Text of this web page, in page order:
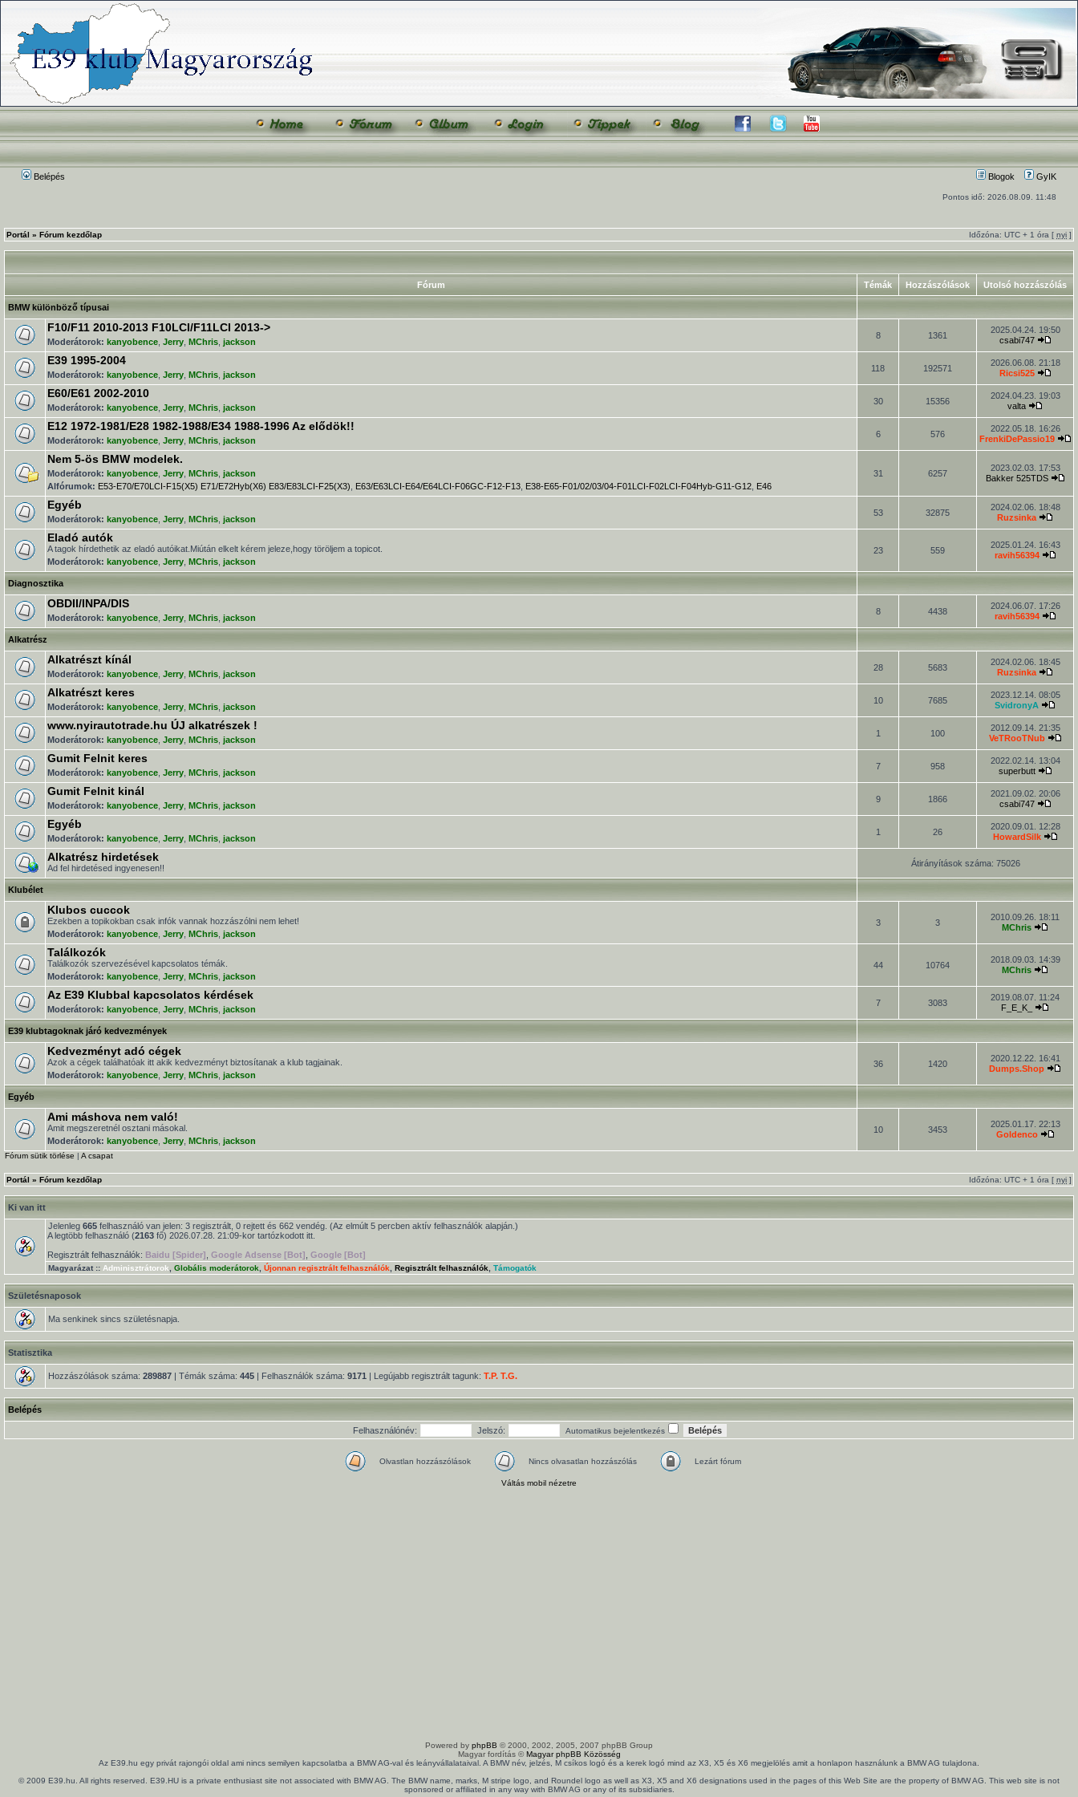
Belépés Blogok GyIK
Pontos idő: 2026.08.09. 11:48
Portál » Fórum kezdőlap Időzóna: UTC + 1 óra [ nyi ]
Fórum Témák Hozzászólások Utolsó hozzászólás
BMW különböző típusai
F10/F11 2010-2013 F10LCI/F11LCI 2013->
Moderátorok: kanyobence Jerry MChris jackson
8 1361
2025.04.24. 19:50
csabi747
E39 1995-2004
Moderátorok: kanyobence Jerry MChris jackson
118 192571
2026.06.08. 21:18
Ricsi525
E60/E61 2002-2010
Moderátorok: kanyobence Jerry MChris jackson
30 15356
2024.04.23. 19:03
valta
E12 1972-1981/E28 1982-1988/E34 1988-1996 Az elődök!!
Moderátorok: kanyobence Jerry MChris jackson
6 576
2022.05.18. 16:26
FrenkiDePassio19
Nem 5-ös BMW modelek.
Moderátorok: kanyobence Jerry MChris jackson
Alfórumok: E53-E70/E70LCI-F15(X5) E71/E72Hyb(X6) E83/E83LCI-F25(X3) E63/E63LCI-E64/E64LCI-F06GC-F12-F13 E38-E65-F01/02/03/04-F01LCI-F02LCI-F04Hyb-G11-G12 E46
31 6257
2023.02.03. 17:53
Bakker 525TDS
Egyéb
Moderátorok: kanyobence Jerry MChris jackson
53 32875
2024.02.06. 18:48
Ruzsinka
Eladó autók
A tagok hírdethetik az eladó autóikat.Miútán elkelt kérem jeleze,hogy töröljem a topicot.
Moderátorok: kanyobence Jerry MChris jackson
23 559
2025.01.24. 16:43
ravih56394
Diagnosztika
OBDII/INPA/DIS
Moderátorok: kanyobence Jerry MChris jackson
8 4438
2024.06.07. 17:26
ravih56394
Alkatrész
Alkatrészt kínál
Moderátorok: kanyobence Jerry MChris jackson
28 5683
2024.02.06. 18:45
Ruzsinka
Alkatrészt keres
Moderátorok: kanyobence Jerry MChris jackson
10 7685
2023.12.14. 08:05
SvidronyA
www.nyirautotrade.hu ÚJ alkatrészek !
Moderátorok: kanyobence Jerry MChris jackson
1 100
2012.09.14. 21:35
VeTRooTNub
Gumit Felnit keres
Moderátorok: kanyobence Jerry MChris jackson
7 958
2022.02.14. 13:04
superbutt
Gumit Felnit kinál
Moderátorok: kanyobence Jerry MChris jackson
9 1866
2021.09.02. 20:06
csabi747
Egyéb
Moderátorok: kanyobence Jerry MChris jackson
1 26
2020.09.01. 12:28
HowardSilk
Alkatrész hirdetések
Ad fel hirdetésed ingyenesen!! Átirányítások száma: 75026
Klubélet
Klubos cuccok
Ezekben a topikokban csak infók vannak hozzászólni nem lehet!
Moderátorok: kanyobence Jerry MChris jackson
3 3
2010.09.26. 18:11
MChris
Találkozók
Találkozók szervezésével kapcsolatos témák.
Moderátorok: kanyobence Jerry MChris jackson
44 10764
2018.09.03. 14:39
MChris
Az E39 Klubbal kapcsolatos kérdések
Moderátorok: kanyobence Jerry MChris jackson
7 3083
2019.08.07. 11:24
F_E_K_
E39 klubtagoknak járó kedvezmények
Kedvezményt adó cégek
Azok a cégek találhatóak itt akik kedvezményt biztosítanak a klub tagjainak.
Moderátorok: kanyobence Jerry MChris jackson
36 1420
2020.12.22. 16:41
Dumps.Shop
Egyéb
Ami máshova nem való!
Amit megszeretnél osztani másokal.
Moderátorok: kanyobence Jerry MChris jackson
10 3453
2025.01.17. 22:13
Goldenco
Fórum sütik törlése | A csapat
Portál » Fórum kezdőlap Időzóna: UTC + 1 óra [ nyi ]
Ki van itt
Jelenleg 665 felhasználó van jelen: 3 regisztrált, 0 rejtett és 662 vendég. (Az elmúlt 5 percben aktív felhasználók alapján.)
A legtöbb felhasználó (2163 fő) 2026.07.28. 21:09-kor tartózkodott itt.
Regisztrált felhasználók: Baidu [Spider] Google Adsense [Bot] Google [Bot]
Magyarázat :: Adminisztrátorok Globális moderátorok Újonnan regisztrált felhasználók Regisztrált felhasználók Támogatók
Születésnaposok
Ma senkinek sincs születésnapja.
Statisztika
Hozzászólások száma: 289887 | Témák száma: 445 | Felhasználók száma: 9171 | Legújabb regisztrált tagunk: T.P. T.G.
Belépés
Felhasználónév: Jelszó: Automatikus bejelentkezés
Olvastlan hozzászólások Nincs olvasatlan hozzászólás Lezárt fórum
Váltás mobil nézetre
Powered by phpBB © 2000, 2002, 2005, 2007 phpBB Group
Magyar fordítás ©Magyar phpBB Közösség
Az E39.hu egy privát rajongói oldal ami nincs semilyen kapcsolatba a BMW AG-val és leányvállalataival. A BMW név, jelzés, M csíkos logó és a kerek logó mind az X3, X5 és X6 megjelölés amit a honlapon használunk a BMW AG tulajdona.
© 2009 E39.hu. All rights reserved. E39.HU is a private enthusiast site not associated with BMW AG. The BMW name, marks, M stripe logo, and Roundel logo as well as X3, X5 and X6 designations used in the pages of this Web Site are the property of BMW AG. This web site is not
sponsored or affiliated in any way with BMW AG or any of its subsidiaries.